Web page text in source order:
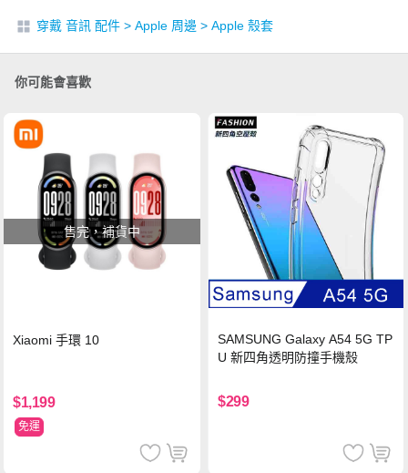
穿戴 音訊 配件 > Apple 周邊 > Apple 殼套
你可能會喜歡
售完，補貨中
Xiaomi 手環 10
$1,199
免運
SAMSUNG Galaxy A54 5G TP
U 新四角透明防撞手機殼
$299